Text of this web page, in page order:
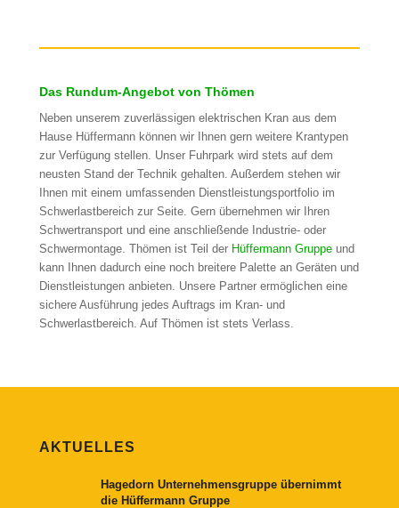
Das Rundum-Angebot von Thömen
Neben unserem zuverlässigen elektrischen Kran aus dem
Hause Hüffermann können wir Ihnen gern weitere Krantypen
zur Verfügung stellen. Unser Fuhrpark wird stets auf dem
neusten Stand der Technik gehalten. Außerdem stehen wir
Ihnen mit einem umfassenden Dienstleistungsportfolio im
Schwerlastbereich zur Seite. Gern übernehmen wir Ihren
Schwertransport und eine anschließende Industrie- oder
Schwermontage. Thömen ist Teil der Hüffermann Gruppeund
kann Ihnen dadurch eine noch breitere Palette an Geräten und
Dienstleistungen anbieten. Unsere Partner ermöglichen eine
sichere Ausführung jedes Auftrags im Kran- und
Schwerlastbereich. Auf Thömen ist stets Verlass.
AKTUELLES
Hagedorn Unternehmensgruppe übernimmt
die Hüffermann Gruppe